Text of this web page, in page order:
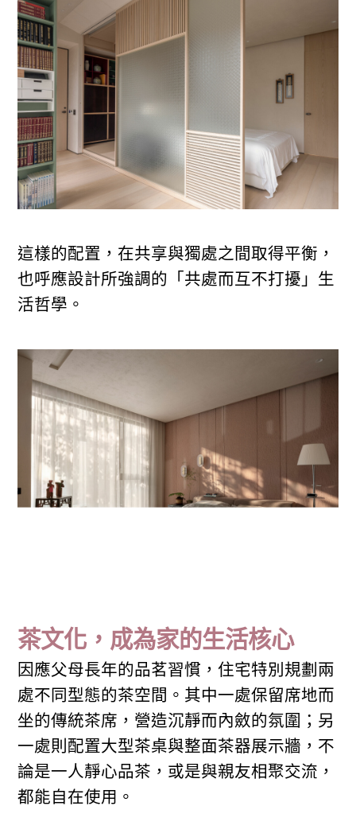
這樣的配置，在共享與獨處之間取得平衡，
也呼應設計所強調的「共處而互不打擾」生
活哲學。
茶文化，成為家的生活核心
因應父母長年的品茗習慣，住宅特別規劃兩
處不同型態的茶空間。其中一處保留席地而
坐的傳統茶席，營造沉靜而內斂的氛圍；另
一處則配置大型茶桌與整面茶器展示牆，不
論是一人靜心品茶，或是與親友相聚交流，
都能自在使用。